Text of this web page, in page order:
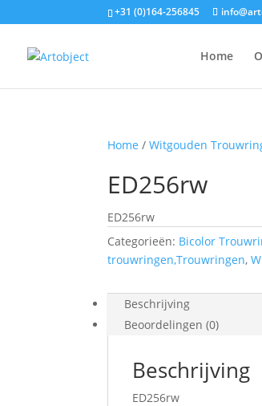
+31 (0)164-256845
Home
Home /Witgouden
ED256rw
ED256rw
Categorieën: Bicolor
trouwringen,Trouwringen,
Beschrijving
Beoordelingen (0)
Beschrijving
ED256rw